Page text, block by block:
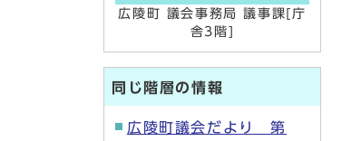
広陵町 議会事務局 議事課[庁
舎3階]
同じ階層の情報
広陵町議会だより 第